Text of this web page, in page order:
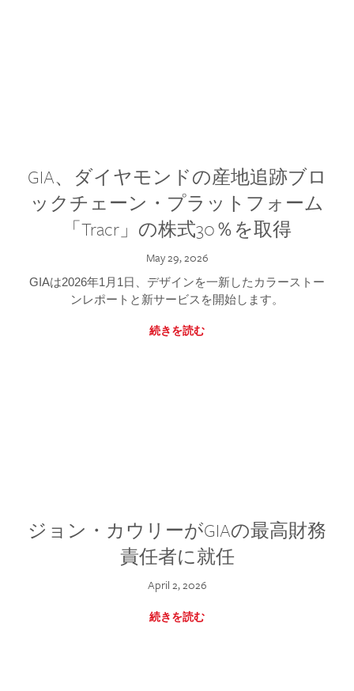
GIA、ダイヤモンドの産地追跡ブロ
ックチェーン・プラットフォーム
「Tracr」の株式30％を取得
May 29, 2026
GIAは2026年1月1日、デザインを一新したカラーストー
ンレポートと新サービスを開始します。
続きを読む
ジョン・カウリーがGIAの最高財務
責任者に就任
April 2, 2026
続きを読む